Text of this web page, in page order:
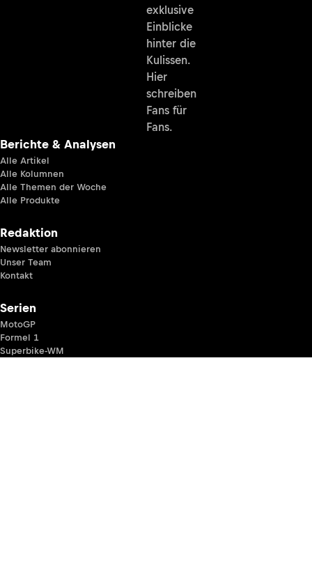
exklusive
Einblicke
hinter die
Kulissen.
Hier
schreiben
Fans für
Fans.
Berichte & Analysen
Alle Artikel
Alle Kolumnen
Alle Themen der Woche
Alle Produkte
Redaktion
Newsletter abonnieren
Unser Team
Kontakt
Serien
MotoGP
Formel 1
Superbike-WM